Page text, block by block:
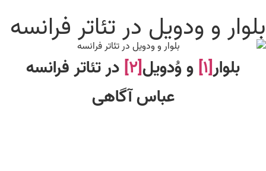
بلوار و ودویل در تئاتر فرانسه
بلوار[۱] و وُدویل[۲]
در تئاتر فرانسه
عباس آگاهی